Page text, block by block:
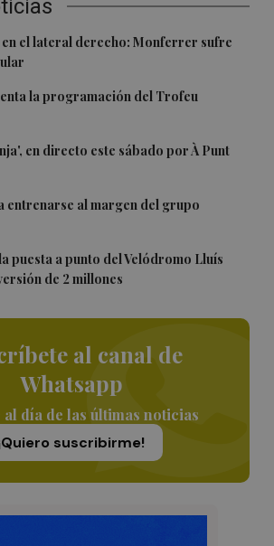
el lateral derecho: Monferrer sufre
la programación del Trofeu
en directo este sábado por À Punt
entrenarse al margen del grupo
puesta a punto del Velódromo Lluís
de 2 millones
al canal de
Whatsapp
al día de las últimas noticias
suscribirme!